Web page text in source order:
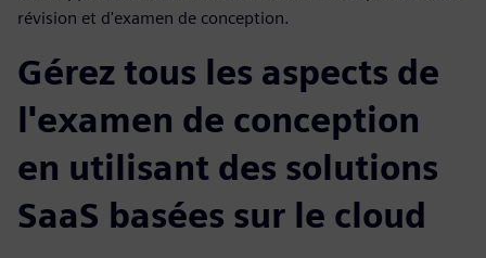
révision et d'examen de conception.
Gérez tous les aspects de
l'examen de conception
en utilisant des solutions
SaaS basées sur le cloud